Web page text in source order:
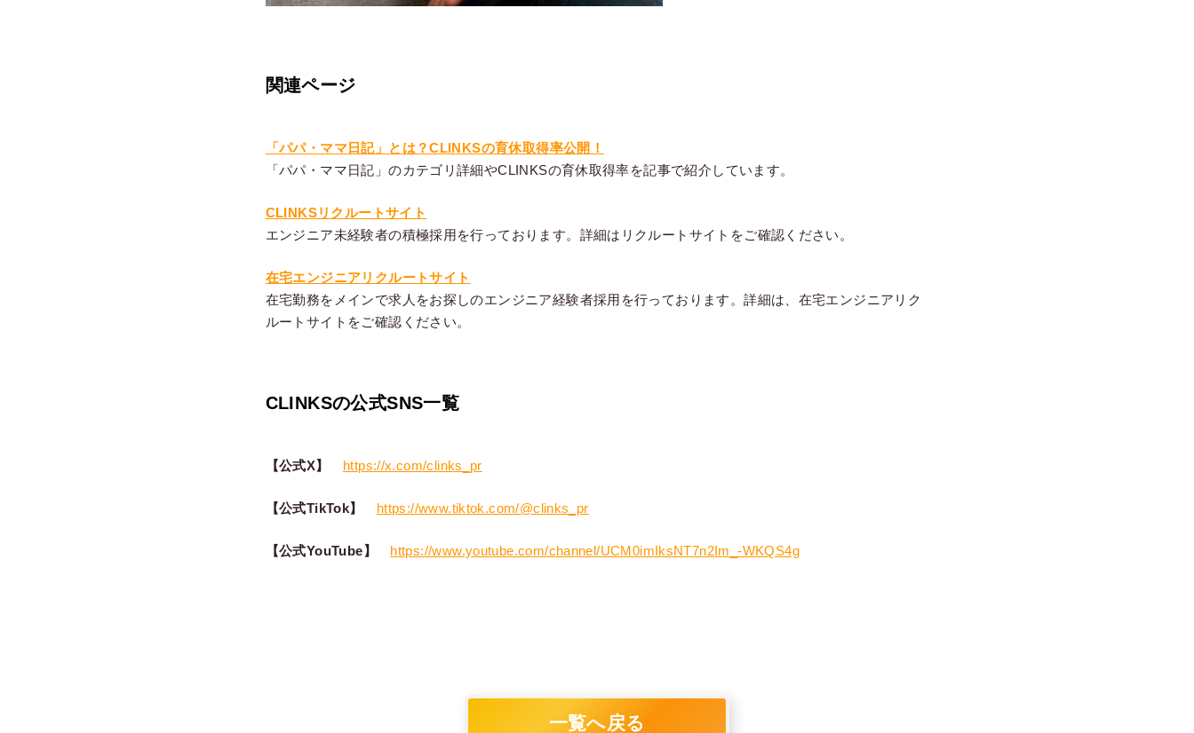
関連ページ
「パパ・ママ日記」とは？CLINKSの育休取得率公開！
「パパ・ママ日記」のカテゴリ詳細やCLINKSの育休取得率を記事で紹介しています。
CLINKSリクルートサイト
エンジニア未経験者の積極採用を行っております。詳細はリクルートサイトをご確認ください。
在宅エンジニアリクルートサイト
在宅勤務をメインで求人をお探しのエンジニア経験者採用を行っております。詳細は、在宅エンジニアリク
ルートサイトをご確認ください。
CLINKSの公式SNS一覧
【公式X】 https://x.com/clinks_pr
【公式TikTok】 https://www.tiktok.com/@clinks_pr
【公式YouTube】 https://www.youtube.com/channel/UCM0imIksNT7n2Im_-WKQS4g
一覧へ戻る